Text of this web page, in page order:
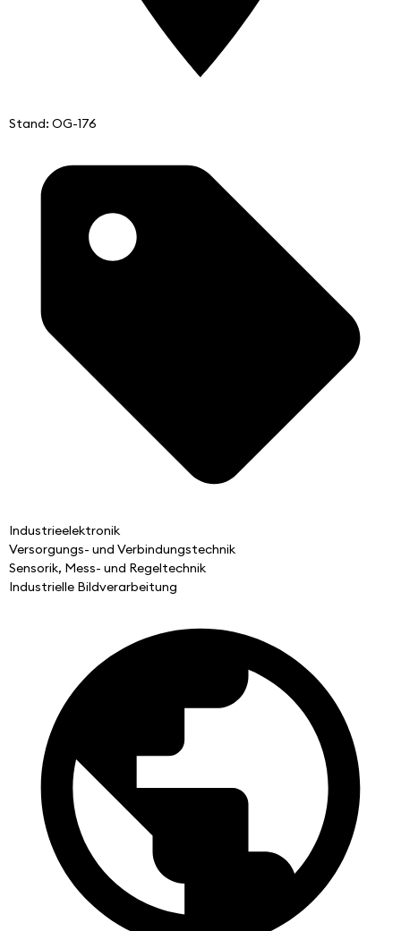
Stand: OG-176
Industrieelektronik
Versorgungs- und Verbindungstechnik
Sensorik, Mess- und Regeltechnik
Industrielle Bildverarbeitung